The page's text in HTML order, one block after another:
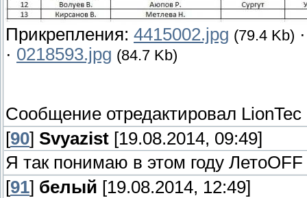
Прикрепления: 4415002.jpg (79.4 Kb)
· 0218593.jpg (84.7 Kb)
Сообщение отредактировал LionTec
[90] Svyazist [19.08.2014, 09:49]
Я так понимаю в этом году
[91] белый [19.08.2014, 12:49]